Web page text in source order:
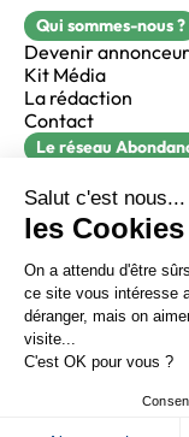
Sur LinkedIn
Sur X
Newsletter
Qui sommes-nous ?
Devenir annonceur
Kit Média
La rédaction
Contact
Le réseau
Réacteur
alfie formation